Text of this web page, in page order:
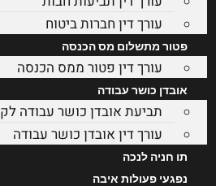
עורך דין חברות ביטוח
פטור מתשלום מס הכנסה
עורך דין פטור ממס הכנסה
אובדן כושר עבודה
תביעת אובדן כושר עבודה
עורך דין אובדן כושר עבודה
תו חניה לנכה
נפגעי פעולות איבה